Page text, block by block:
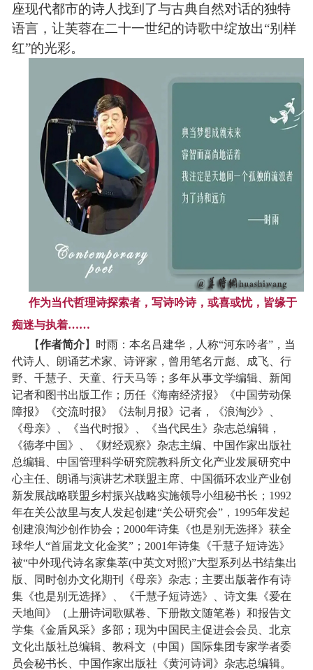
座现代都市的诗人找到了与古典自然对话的独特
语言，让芙蓉在二十一世纪的诗歌中绽放出“别样
红”的光彩。
作为当代哲理诗探索者，写诗吟诗，或喜或忧，皆缘于
痴迷与执着……
【作者简介】 时雨：本名吕建华，人称“河东吟者”，当
代诗人、朗诵艺术家、诗评家，曾用笔名亓彪、成飞、行
野、千慧子、天童、行天马等；多年从事文学编辑、新闻
记者和图书出版工作；历任《海南经济报》《中国劳动保
障报》《交流时报》《法制月报》记者，《浪淘沙》、
《母亲》、《当代时报》、《当代民生》杂志总编辑，
《德孝中国》、《财经观察》杂志主编、中国作家出版社
总编辑、中国管理科学研究院教科所文化产业发展研究中
心主任、朗诵与演讲艺术联盟主席、中国循环农业产业创
新发展战略联盟乡村振兴战略实施领导小组秘书长；1992
年在关公故里与友人发起创建“关公研究会”，1995年发起
创建浪淘沙创作协会；2000年诗集《也是别无选择》获全
球华人“首届龙文化金奖”；2001年诗集《千慧子短诗选》
被“中外现代诗名家集萃(中英文对照)”大型系列丛书结集出
版、同时创办文化期刊
《母亲》杂志；主要出版著作有诗
集《也是别无选择》、《千慧子短诗选》、诗文集《爱在
天地间》（上册诗词歌赋卷、下册散文随笔卷）和报告文
学集《金盾风采》多部；现为中国民主促进会会员、北京
文化出版社总编辑、教科文（中国）国际集团专家学者委
员会秘书长、中国作家出版社《黄河诗词》杂志总编辑。